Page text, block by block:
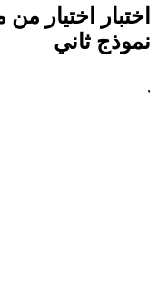
اختبار اختيار
نموذج ثاني